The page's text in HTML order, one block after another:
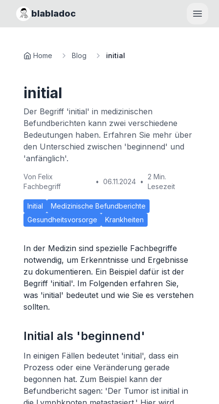
blabladoc
Home Blog initial
initial
Der Begriff 'initial' in medizinischen
Befundberichten kann zwei verschiedene
Bedeutungen haben. Erfahren Sie mehr über
den Unterschied zwischen 'beginnend' und
'anfänglich'.
Von Felix
Fachbegriff
• 06.11.2024 •
2 Min.
Lesezeit
Initial
Medizinische Befundberichte
Gesundheitsvorsorge
Krankheiten
In der Medizin sind spezielle Fachbegriffe
notwendig, um Erkenntnisse und Ergebnisse
zu dokumentieren. Ein Beispiel dafür ist der
Begriff 'initial'. Im Folgenden erfahren Sie,
was 'initial' bedeutet und wie Sie es verstehen
sollten.
Initial als 'beginnend'
In einigen Fällen bedeutet 'initial', dass ein
Prozess oder eine Veränderung gerade
begonnen hat. Zum Beispiel kann der
Befundbericht sagen: 'Der Tumor ist initial in